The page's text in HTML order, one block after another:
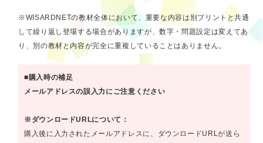
※WISARDNETの教材全体において、重要な内容は別プリントと共通
して繰り返し登場する場合がありますが、数字・問題設定は変えてあ
り、別の教材と内容が完全に重複していることはありません。
■購入時の補足
メールアドレスの誤入力にご注意ください
※ダウンロードURLについて：
購入後に入力されたメールアドレスに、ダウンロードURLが送ら